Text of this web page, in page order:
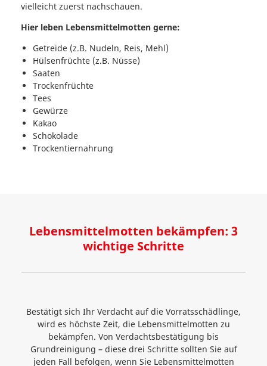
vielleicht zuerst nachschauen.
Hier leben Lebensmittelmotten gerne:
Getreide (z.B. Nudeln, Reis, Mehl)
Hülsenfrüchte (z.B. Nüsse)
Saaten
Trockenfrüchte
Tees
Gewürze
Kakao
Schokolade
Trockentiernahrung
Lebensmittelmotten bekämpfen: 3
wichtige Schritte
Bestätigt sich Ihr Verdacht auf die Vorratsschädlinge,
wird es höchste Zeit, die Lebensmittelmotten zu
bekämpfen. Von Verdachtsbestätigung bis
Grundreinigung – diese drei Schritte sollten Sie auf
jeden Fall befolgen, wenn Sie Lebensmittelmotten